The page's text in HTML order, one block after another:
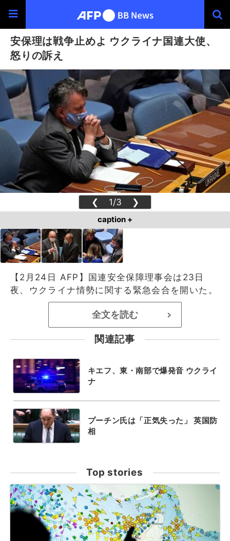
安保理は戦争止めよ ウクライナ国連大使、
怒りの訴え
❮ 1/3 ❯
caption +
【2月24日 AFP】国連安全保障理事会は23日
夜、ウクライナ情勢に関する緊急会合を開いた。
全文を読む >
関連記事
キエフ、東・南部で爆発音 ウクライ
ナ
プーチン氏は「正気失った」 英国防
相
Top stories